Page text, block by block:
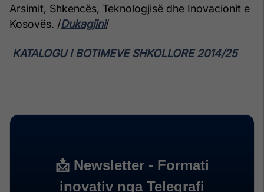
Arsimit, Shkencës, Teknologjisë dhe Inovacionit e
Kosovës. /Dukagjini/
KATALOGU I BOTIMEVE SHKOLLORE 2014/25